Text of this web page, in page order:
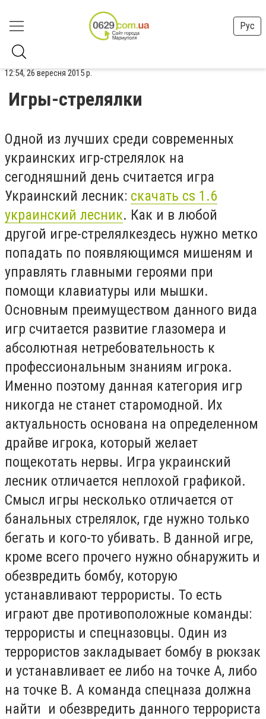
Рус
12:54, 26 вересня 2015 р.
Игры-стрелялки
Одной из лучших среди современных
украинских игр-стрелялок на
сегодняшний день считается игра
Украинский лесник: скачать cs 1.6
украинский лесник. Как и в любой
другой игре-стрелялкездесь нужно метко
попадать по появляющимся мишеням и
управлять главными героями при
помощи клавиатуры или мышки.
Основным преимуществом данного вида
игр считается развитие глазомера и
абсолютная нетребовательность к
профессиональным знаниям игрока.
Именно поэтому данная категория игр
никогда не станет старомодной. Их
актуальность основана на определенном
драйве игрока, который желает
пощекотать нервы. Игра украинский
лесник отличается неплохой графикой.
Смысл игры несколько отличается от
банальных стрелялок, где нужно только
бегать и кого-то убивать. В данной игре,
кроме всего прочего нужно обнаружить и
обезвредить бомбу, которую
устанавливают террористы. То есть
играют две противоположные команды:
террористы и спецназовцы. Один из
террористов закладывает бомбу в рюкзак
и устанавливает ее либо на точке А, либо
на точке В. А команда спецназа должна
найти и обезвредить данного террориста